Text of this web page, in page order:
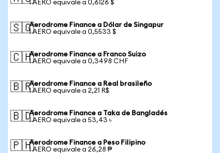
1 AERO equivale a 0,6126 $
🇸🇬Aerodrome Finance a Dólar de Singapur
1 AERO equivale a 0,5533 $
🇨🇭Aerodrome Finance a Franco Suizo
1 AERO equivale a 0,3498 CHF
🇧🇷Aerodrome Finance a Real brasileño
1 AERO equivale a 2,21 R$
🇧🇩Aerodrome Finance a Taka de Bangladés
1 AERO equivale a 53,43 ৳
🇵🇭Aerodrome Finance a Peso Filipino
1 AERO equivale a 26,28 ₱